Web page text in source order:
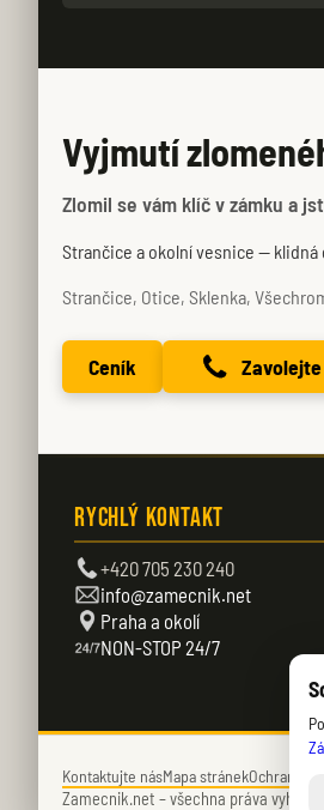
Vyjmutí
Zlomil se vám klíč v zámku a
Strančice a okolní vesnice —
Strančice, Otice, Sklenka,
Ceník
Rychlý kontakt
+420 705 230 240
info@zamecnik.net
Praha a okolí
NON-STOP 24/7
Kontaktujte násMapa stránekOchrana
Zamecnik.net –všechna práva